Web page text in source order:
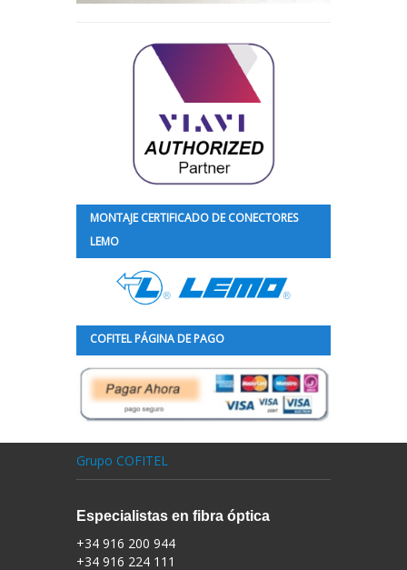
MONTAJE CERTIFICADO DE CONECTORES
LEMO
COFITEL PÁGINA DE PAGO
Grupo COFITEL
Especialistas en fibra óptica
+34 916 200 944
+34 916 224 111